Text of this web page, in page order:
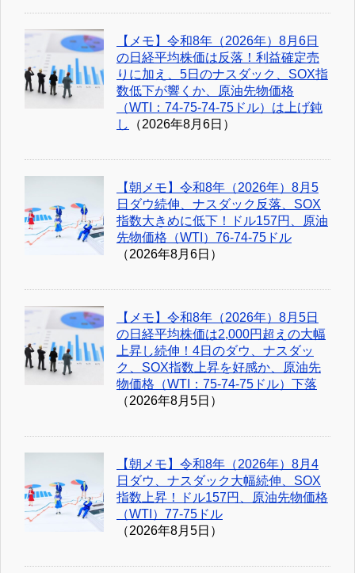
【メモ】令和8年（2026年）8月6日
の日経平均株価は反落！利益確定売
りに加え、5日のナスダック、SOX指
数低下が響くか、原油先物価格
（WTI：74-75-74-75ドル）は上げ鈍
し
（2026年8月6日）
【朝メモ】令和8年（2026年）8月5
日ダウ続伸、ナスダック反落、SOX
指数大きめに低下！ドル157円、原油
先物価格（WTI）76-74-75ドル
（2026年8月6日）
【メモ】令和8年（2026年）8月5日
の日経平均株価は2,000円超えの大幅
上昇し続伸！4日のダウ、ナスダッ
ク、SOX指数上昇を好感か、原油先
物価格（WTI：75-74-75ドル）下落
（2026年8月5日）
【朝メモ】令和8年（2026年）8月4
日ダウ、ナスダック大幅続伸、SOX
指数上昇！ドル157円、原油先物価格
（WTI）77-75ドル
（2026年8月5日）